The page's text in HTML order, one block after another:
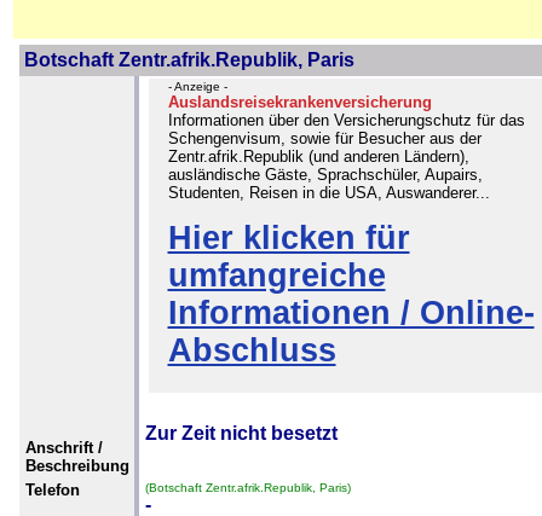
Botschaft Zentr.afrik.Republik, Paris
- Anzeige -
Auslandsreisekrankenversicherung
Informationen über den Versicherungschutz für das
Schengenvisum, sowie für Besucher aus der
Zentr.afrik.Republik (und anderen Ländern),
ausländische Gäste, Sprachschüler, Aupairs,
Studenten, Reisen in die USA, Auswanderer...
Hier klicken für
umfangreiche
Informationen / Online-
Abschluss
Anschrift /
Beschreibung
Zur Zeit nicht besetzt
Telefon (Botschaft Zentr.afrik.Republik, Paris)
-